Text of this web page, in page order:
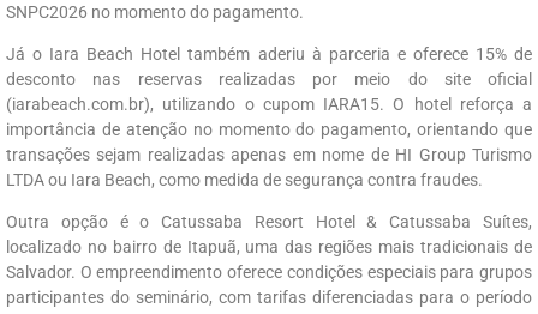
SNPC2026 no momento do pagamento.
Já o Iara Beach Hotel também aderiu à parceria e oferece 15% de
desconto nas reservas realizadas por meio do site oficial
(iarabeach.com.br), utilizando o cupom IARA15. O hotel reforça a
importância de atenção no momento do pagamento, orientando que
transações sejam realizadas apenas em nome de HI Group Turismo
LTDA ou Iara Beach, como medida de segurança contra fraudes.
Outra opção é o Catussaba Resort Hotel & Catussaba Suítes,
localizado no bairro de Itapuã, uma das regiões mais tradicionais de
Salvador. O empreendimento oferece condições especiais para grupos
participantes do seminário, com tarifas diferenciadas para o período